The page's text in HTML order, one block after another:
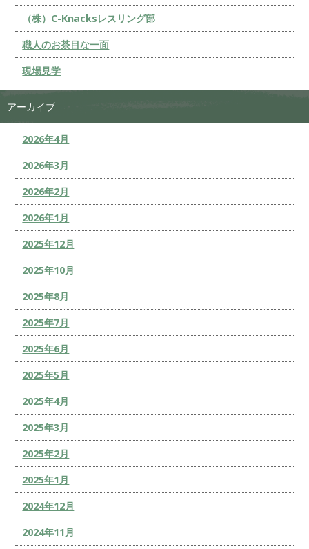
（株）C-Knacksレスリング部
職人のお茶目な一面
現場見学
アーカイブ
2026年4月
2026年3月
2026年2月
2026年1月
2025年12月
2025年10月
2025年8月
2025年7月
2025年6月
2025年5月
2025年4月
2025年3月
2025年2月
2025年1月
2024年12月
2024年11月